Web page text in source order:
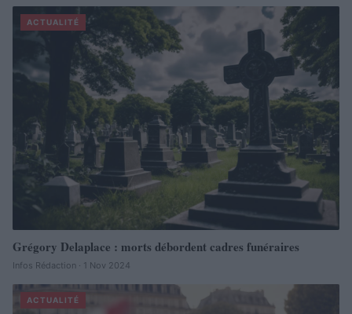
ACTUALITÉ
Grégory Delaplace : morts débordent cadres funéraires
Infos Rédaction · 1 Nov 2024
ACTUALITÉ